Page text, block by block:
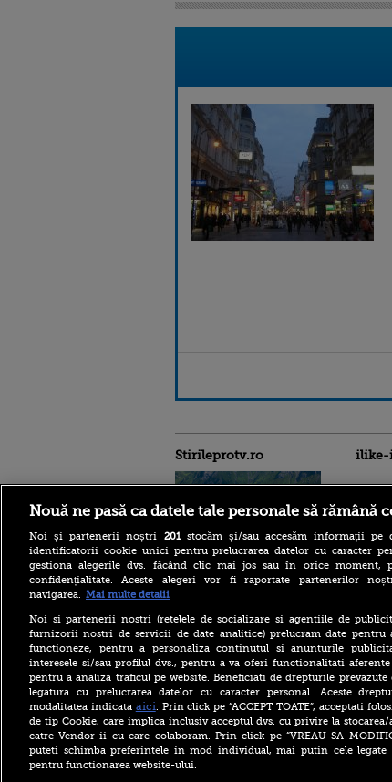
Stirileprotv.ro
90 de metri, în timpul unei
drumeții în Dolomiți, alături
de părinți
MAE, atenționare de
călătorie pentru Italia.
Alertă ridicată pentru
vulcanul Etna și restricții în
zona de vârf
Studiu: Mounjaro ar putea
reduce riscul de infarct la
diabetici. Cercetătorii au
ilike-
Nouă ne pasă ca datele tale personale să rămână
Noi și partenerii noștri 201stocăm și/sau accesăm informații pe
identificatorii cookie unici pentru prelucrarea datelor cu caracter
gestiona alegerile dvs. făcând clic mai jos sau în orice moment,
confidențialitate. Aceste alegeri vor fi raportate partenerilor
navigarea. Mai multe detalii
Noi si partenerii nostri (retelele de socializare si agentiile de
furnizorii nostri de servicii de date analitice) prelucram date pentru
functioneze, pentru a personaliza continutul si anunturile
interesele si/sau profilul dvs., pentru a va oferi functionalitati
pentru a analiza traficul pe website. Beneficiati de drepturile prevazute
legatura cu prelucrarea datelor cu caracter personal. Aceste
modalitatea indicata aici. Prin click pe “ACCEPT TOATE”, acceptati
de tip Cookie, care implica inclusiv acceptul dvs. cu privire la
catre Vendor-ii cu care colaboram. Prin click pe “VREAU SA
puteti schimba preferintele in mod individual, mai putin cele legate
pentru functionarea website-ului.